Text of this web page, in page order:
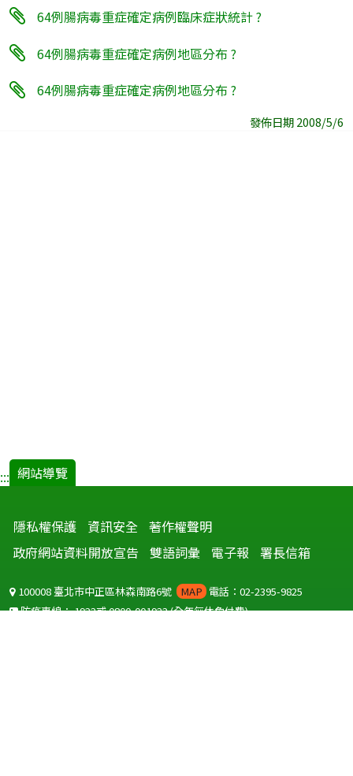
64例腸病毒重症確定病例臨床症狀統計 ?
64例腸病毒重症確定病例地區分布 ?
64例腸病毒重症確定病例地區分布 ?
發佈日期 2008/5/6
::: 網站導覽
隱私權保護 資訊安全 著作權聲明
政府網站資料開放宣告
雙語詞彙 電子報 署長信箱
100008 臺北市中正區林森南路6號 MAP 電話：02-2395-9825
防疫專線：1922或0800-001922(全年無休免付費)